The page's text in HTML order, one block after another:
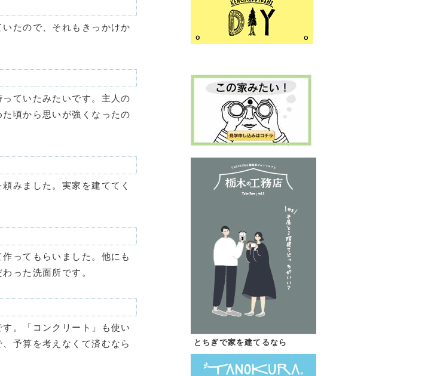
たので、それもきっかけか
ていたみたいです。主人の
頃から思いが強くなったの
みました。実家を建ててく
ってもらいました。他にも
った洗面所です。
。「コンクリート」も使い
予算を考えなくて済むなら
とちぎで家を建てるなら